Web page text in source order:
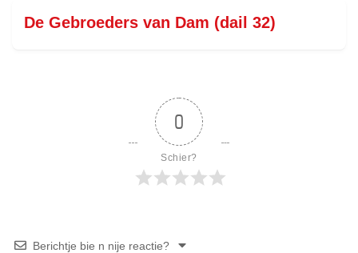
De Gebroeders van Dam (dail 32)
0
Schier?
Berichtje bie n nije reactie?